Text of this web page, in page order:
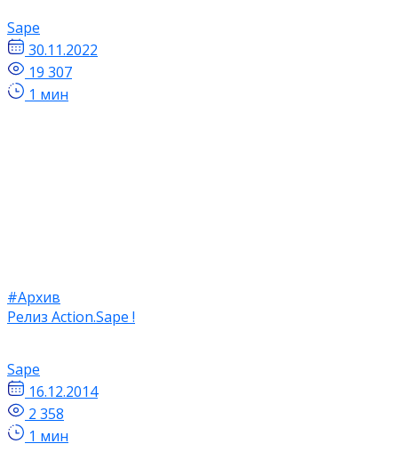
Sape
30.11.2022
19 307
1 мин
#Архив
Релиз Action.Sape !
Sape
16.12.2014
2 358
1 мин